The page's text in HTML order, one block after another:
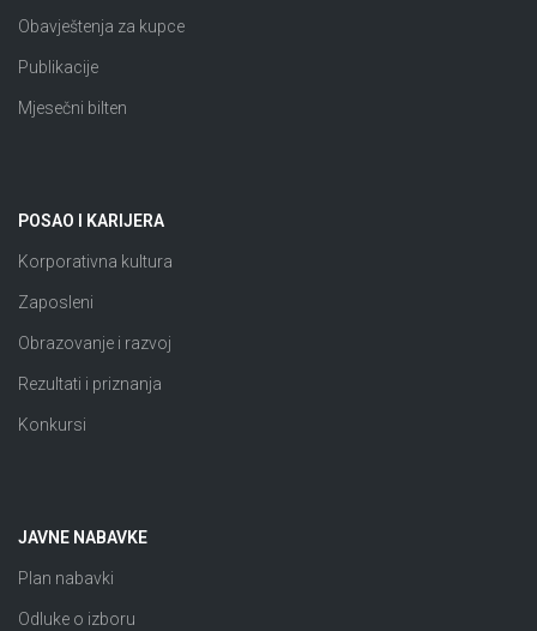
Obavještenja za kupce
Publikacije
Mjesečni bilten
POSAO I KARIJERA
Korporativna kultura
Zaposleni
Obrazovanje i razvoj
Rezultati i priznanja
Konkursi
JAVNE NABAVKE
Plan nabavki
Odluke o izboru